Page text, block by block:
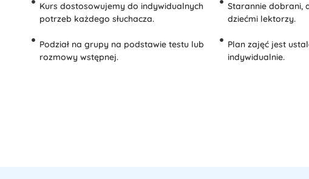
Kurs dostosowujemy do indywidualnych
potrzeb każdego słuchacza.
Starannie dobrani,
dziećmi lektorzy.
Podział na grupy na podstawie testu lub
rozmowy wstępnej.
Plan zajęć jest
indywidualnie.